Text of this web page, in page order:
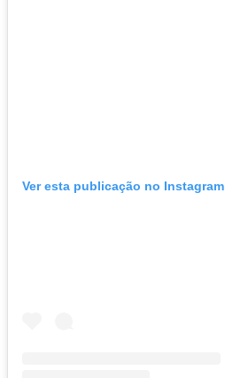
Ver esta publicação no Instagram